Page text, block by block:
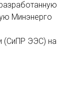
Минэнерго
(СиПР ЭЭС) на